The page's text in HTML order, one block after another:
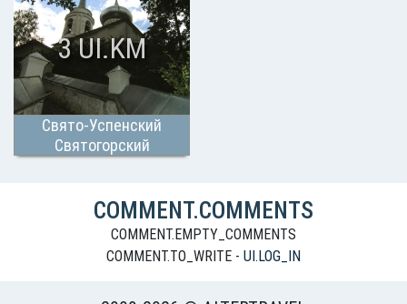
Свято-Успенский
Святогорский
3 UI.KM
COMMENT.COMMENTS
COMMENT.EMPTY_COMMENTS
COMMENT.TO_WRITE - UI.LOG_IN